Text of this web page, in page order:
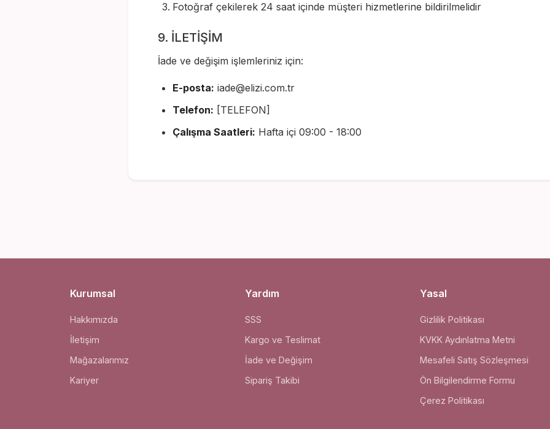
Fotoğraf çekilerek 24 saat içinde müşteri hizmetlerine bildirilmelidir
9. İLETİŞİM
İade ve değişim işlemleriniz için:
E-posta: iade@elizi.com.tr
Telefon: [TELEFON]
Çalışma Saatleri: Hafta içi 09:00 - 18:00
Kurumsal
Hakkımızda
İletişim
Mağazalarımız
Kariyer
Yardım
SSS
Kargo ve Teslimat
İade ve Değişim
Sipariş Takibi
Yasal
Gizlilik Politikası
KVKK Aydınlatma Metni
Mesafeli Satış Sözleşmesi
Ön Bilgilendirme Formu
Çerez Politikası